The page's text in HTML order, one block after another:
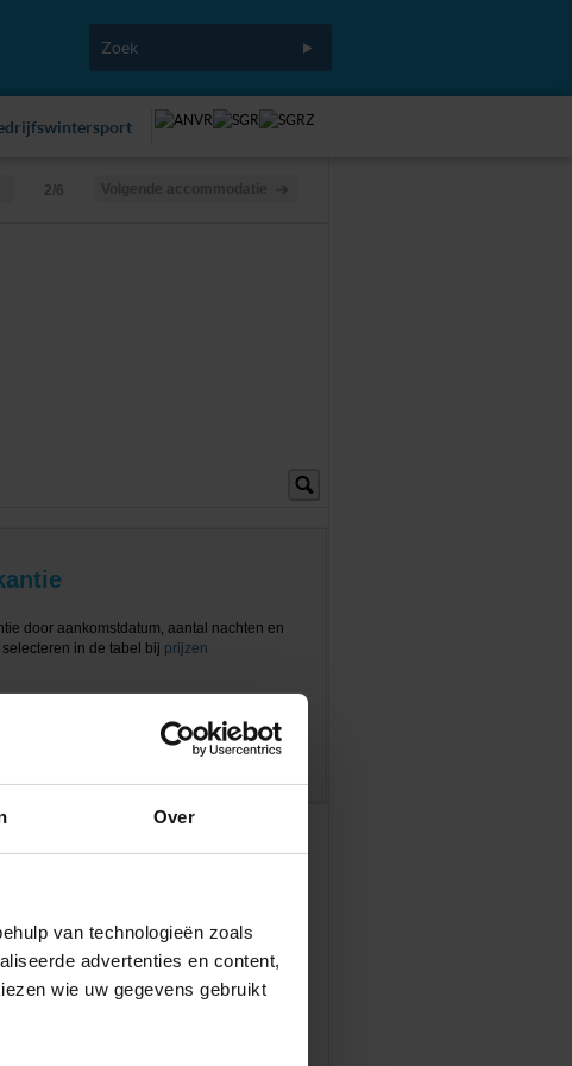
Over
van technologieën zoals
advertenties en content,
wie uw gegevens gebruikt
2/6
door aankomstdatum, aantal nachten en
in de tabel bij prijzen